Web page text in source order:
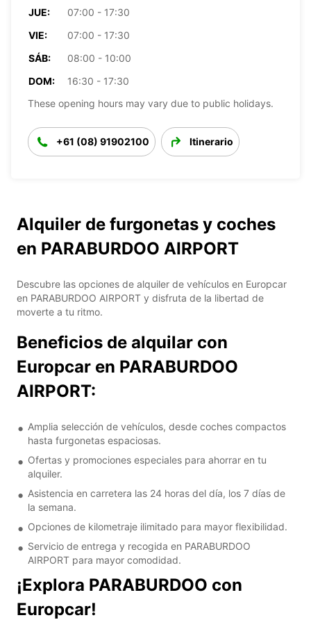
JUE:
07:00 - 17:30
VIE:
07:00 - 17:30
SÁB:
08:00 - 10:00
DOM:
16:30 - 17:30
These opening hours may vary due to public holidays.
+61 (08) 91902100 Itinerario
Alquiler de furgonetas y coches
en PARABURDOO AIRPORT
Descubre las opciones de alquiler de vehículos en Europcar
en PARABURDOO AIRPORT y disfruta de la libertad de
moverte a tu ritmo.
Beneficios de alquilar con
Europcar en PARABURDOO
AIRPORT:
Amplia selección de vehículos, desde coches compactos
hasta furgonetas espaciosas.
Ofertas y promociones especiales para ahorrar en tu
alquiler.
Asistencia en carretera las 24 horas del día, los 7 días de
la semana.
Opciones de kilometraje ilimitado para mayor flexibilidad.
Servicio de entrega y recogida en PARABURDOO
AIRPORT para mayor comodidad.
¡Explora PARABURDOO con
Europcar!